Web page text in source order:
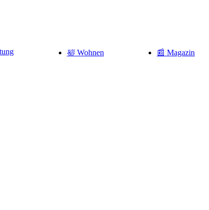
🛀 Wohnen 📰 Magazin